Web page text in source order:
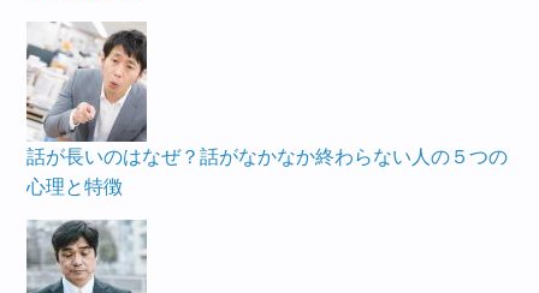
話が長いのはなぜ？話がなかなか終わらない人の５つの
心理と特徴